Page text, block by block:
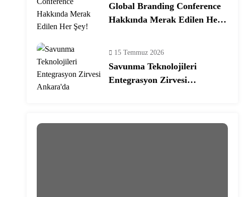
Global Branding Conference
Hakkında Merak Edilen Her
15 Temmuz 2026
Savunma Teknolojileri
Entegrasyon Zirvesi